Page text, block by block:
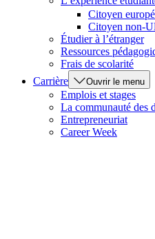
Citoyen
Citoyen non-
Étudier à l’étranger
Ressources
Frais de scolarité
Carrière
Ouvrir le menu
Emplois et stages
La communauté des
Entrepreneuriat
Career Week